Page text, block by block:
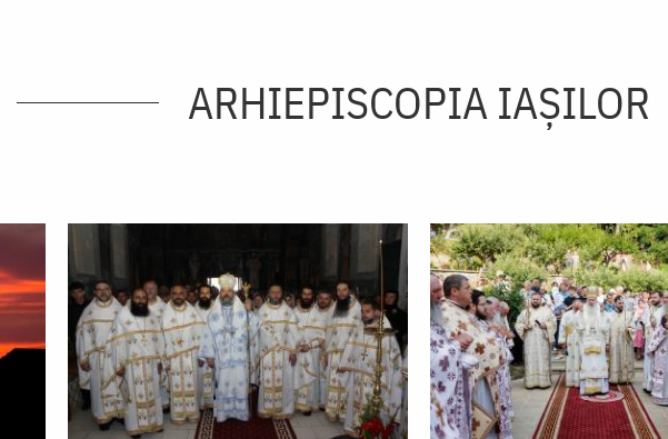
ARHIEPISCOPIA IAŞILOR